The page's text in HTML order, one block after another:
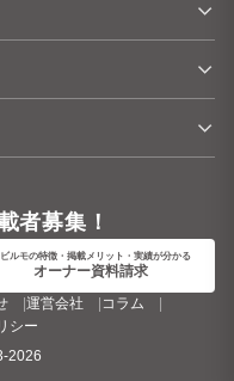
者募集！
ルモの特徴・掲載メリット・実績が分かる
オーナー資料請求
運営会社
コラム
シー
2026